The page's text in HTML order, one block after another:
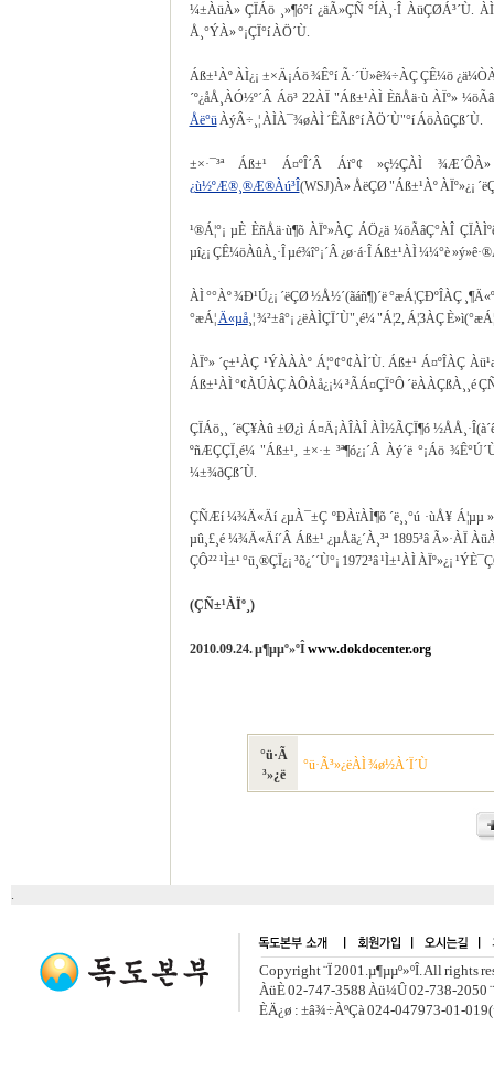
¼±ÀüÀ» ÇÏÁö ¸»¶ó°í ¿äÃ»ÇÑ °ÍÀ¸·Î ÀüÇØÁ³´Ù.
Å¸°ÝÀ» °¡ÇÏ°í ÀÖ´Ù.
Áß±¹Àº ÀÌ¿¡ ±×Ä¡Áö ¾Ê°í Ã·´Ü»ê¾÷ÀÇ ÇÊ¼ö
´º¿åÅ¸ÀÓ½º´Â Áö³­ 22ÀÏ "Áß±¹ÀÌ ÈñÅä·ù ÀÏº»
Åë°üÀýÂ÷¸¦ ÀÌÀ¯¾øÀÌ ´ÊÃß°í ÀÖ´Ù"°í ÁöÀûÇß´Ù.
±×·¯³ª Áß±¹ Á¤ºÎ´Â Áï°¢ »ç½ÇÀÌ
¿ù½ºÆ®¸®Æ®Àú³Î(WSJ)À» ÅëÇØ "Áß±¹Àº ÀÏº»¿¡
¹®Á¦°¡ µÈ ÈñÅä·ù¶õ ÀÏº»ÀÇ ÁÖ¿ä ¼öÃâÇ°ÀÎ
µî¿¡ ÇÊ¼öÀûÀ¸·Î µé¾î°¡´Â ¿ø·á·Î Áß±¹ÀÌ ¼¼°è
ÀÌ °°Àº ¾Ð¹Ú¿¡ ´ëÇØ ½Å½´(ãáñ¶)´ë °æÁ¦ÇÐºÎÀÇ
°æÁ¦Ä«µå¸¦ ¾²±â°¡ ¿ëÀÌÇÏ´Ù"¸é¼­ "Á¦2, Á¦3ÀÇ
ÀÏº» ´ç±¹ÀÇ ¹ÝÀÀÀº Á¦°¢°¢ÀÌ´Ù. Áß±¹ Á¤ºÎÀÇ
Áß±¹ÀÌ °¢ÀÚÀÇ ÀÔÀå¿¡¼­ ³ÃÁ¤ÇÏ°Ô ´ëÀÀÇßÀ¸¸é
ÇÏÁö¸¸ ´ëÇ¥Àû ±Ø¿ì Á¤Ä¡ÀÎÀÎ ÀÌ½ÃÇÏ¶ó
ºñÆÇÇÏ¸é¼­ "Áß±¹, ±×·± ³ª¶ó¿¡´Â Àý´ë °¡Áö
¼±¾ðÇß´Ù.
ÇÑÆí ¼¾Ä«Äí ¿µÀ¯±Ç ºÐÀïÀÌ¶õ ´ë¸¸°ú ·ùÅ¥ Á¦µµ
µû¸£¸é ¼¾Ä«Äí´Â Áß±¹ ¿µÅä¿´À¸³ª 1895³â Ã»·ÀÏ
ÇÔ²² ¹Ì±¹ °ü¸®ÇÏ¿¡ ³õ¿´´Ù°¡ 1972³â ¹Ì±¹ÀÌ ÀÏº»¿¡
(ÇÑ±¹ÀÏº¸)
2010.09.24. µ¶µµº»ºÎwww.dokdocenter.org
°ü·Ã
³»¿ë
°ü·Ã³»¿ëÀÌ ¾ø½À´Ï´Ù
.
Copyright ¨Ï 2001.µ¶µµº»ºÎ. All rights
ÀüÈ­ 02-747-3588 Àü¼Û 02-738-2050
ÈÄ¿ø : ±â¾÷ÀºÇà 024-047973-01-